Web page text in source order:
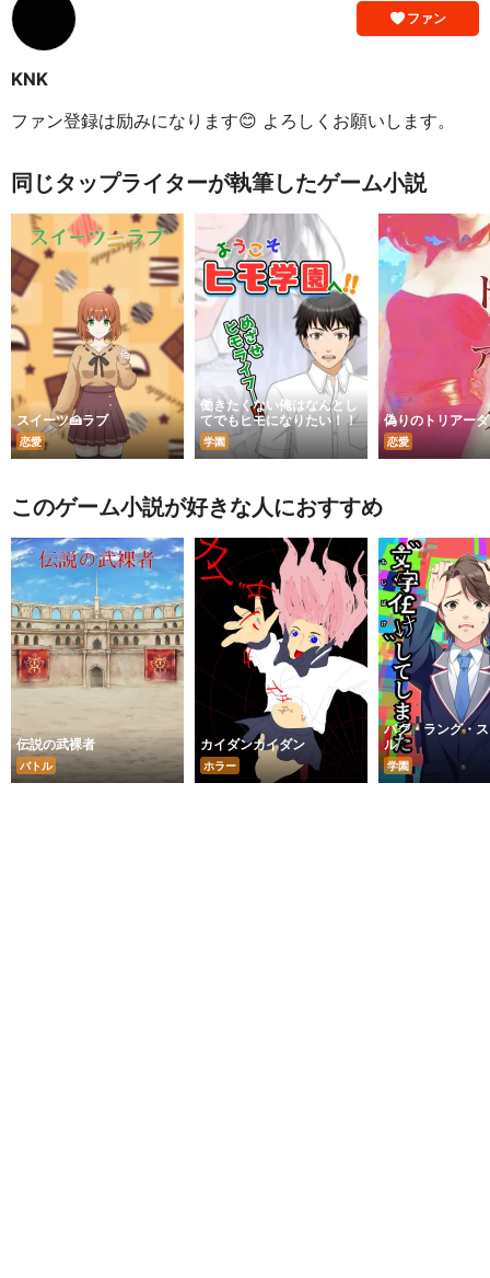
ファン
KNK
ファン登録は励みになります😊 よろしくお願いします。
同じタップライターが執筆したゲーム小説
スイーツ🍰ラブ
恋愛
働きたくない俺はなんとし
てでもヒモになりたい！！
学園
偽りのトリアーダ
恋愛
このゲーム小説が好きな人におすすめ
伝説の武裸者
バトル
カイダンカイダン
ホラー
バグ・ラング・
ル
学園